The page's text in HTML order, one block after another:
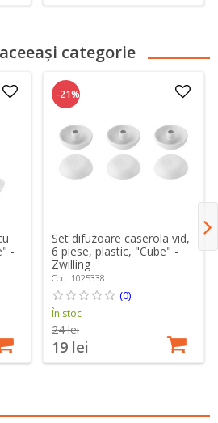
categorie
-
-21%
Set difuzoare caserola vid,
6 piese, plastic, "Cube" -
Zwilling
Cod: 1025338
(0)
În stoc
24 lei
19 lei